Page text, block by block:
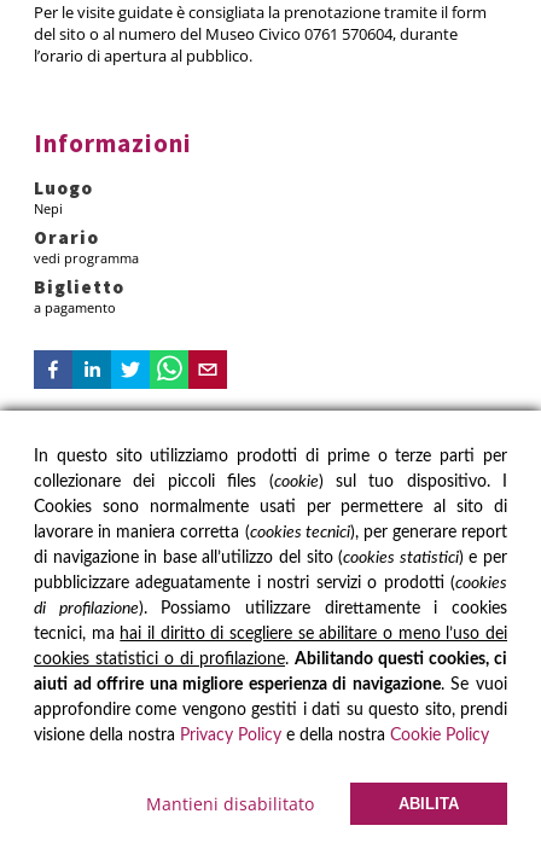
Per le visite guidate è consigliata la prenotazione tramite il form
del sito o al numero del Museo Civico 0761 570604, durante
l’orario di apertura al pubblico.
Informazioni
Luogo
Nepi
Orario
vedi programma
Biglietto
a pagamento
IL MUSEO
Storia
Mission
Carta dei servizi
Regolamento
INFORMAZIONI
Visite Guidate
Informazioni e biglietti
Staff
Contatti
LA COLLEZIONE
Percorso Espositivo
Opere
Monumenti
Eventi
PRIVACY
Privacy Policy
Cookie Policy
Credits
Preferenze dei cookies
Via Falisca n. 31 - 01036 Nepi (VT) - Tel. 0761 570604
In questo sito utilizziamo prodotti di prime o terze parti per
collezionare dei piccoli files (cookie) sul tuo dispositivo. I
Cookies sono normalmente usati per permettere al sito di
lavorare in maniera corretta (cookies tecnici), per generare report
di navigazione in base all’utilizzo del sito (cookies statistici) e per
pubblicizzare adeguatamente i nostri servizi o prodotti (cookies
di profilazione). Possiamo utilizzare direttamente i cookies
tecnici, ma hai il diritto di scegliere se abilitare o meno l’uso dei
cookies statistici o di profilazione. Abilitando questi cookies, ci
aiuti ad offrire una migliore esperienza di navigazione. Se vuoi
approfondire come vengono gestiti i dati su questo sito, prendi
visione della nostra Privacy Policy e della nostra Cookie Policy
ABILITA
Mantieni disabilitato